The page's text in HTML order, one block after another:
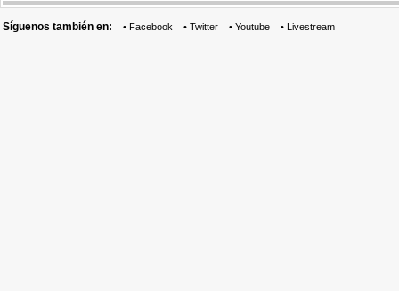
Síguenos también en: • Facebook • Twitter • Youtube • Livestream